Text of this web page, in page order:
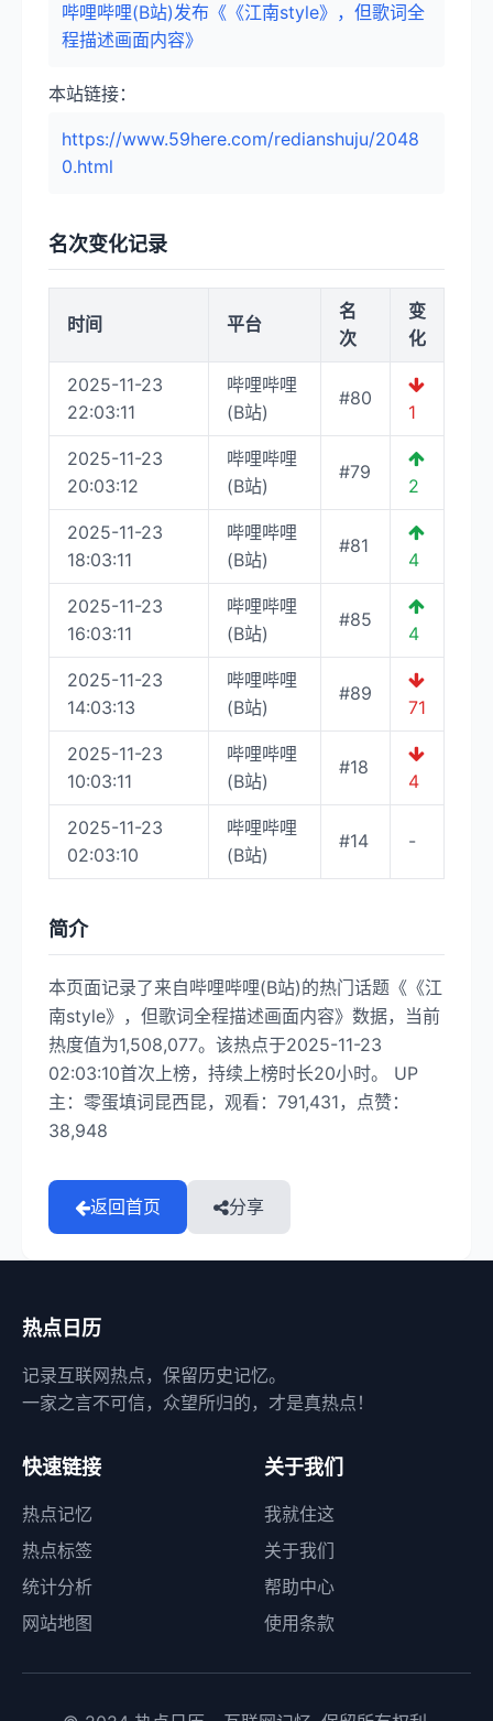
哔哩哔哩(B站)发布《《江南style》，但歌词全
程描述画面内容》
本站链接：
https://www.59here.com/redianshuju/2048
0.html
名次变化记录
时间 平台
名
次
变
化
2025-11-23
22:03:11
哔哩哔哩
(B站)
#80
1
2025-11-23
20:03:12
哔哩哔哩
(B站)
#79
2
2025-11-23
18:03:11
哔哩哔哩
(B站)
#81
4
2025-11-23
16:03:11
哔哩哔哩
(B站)
#85
4
2025-11-23
14:03:13
哔哩哔哩
(B站)
#89
71
2025-11-23
10:03:11
哔哩哔哩
(B站)
#18
4
2025-11-23
02:03:10
哔哩哔哩
(B站)
#14 -
简介
本页面记录了来自哔哩哔哩(B站)的热门话题《《江
南style》，但歌词全程描述画面内容》数据，当前
热度值为1,508,077。该热点于2025-11-23
02:03:10首次上榜，持续上榜时长20小时。 UP
主：零蛋填词昆西昆，观看：791,431，点赞：
38,948
返回首页 分享
热点日历
记录互联网热点，保留历史记忆。
一家之言不可信，众望所归的，才是真热点！
快速链接
热点记忆
热点标签
统计分析
网站地图
关于我们
我就住这
关于我们
帮助中心
使用条款